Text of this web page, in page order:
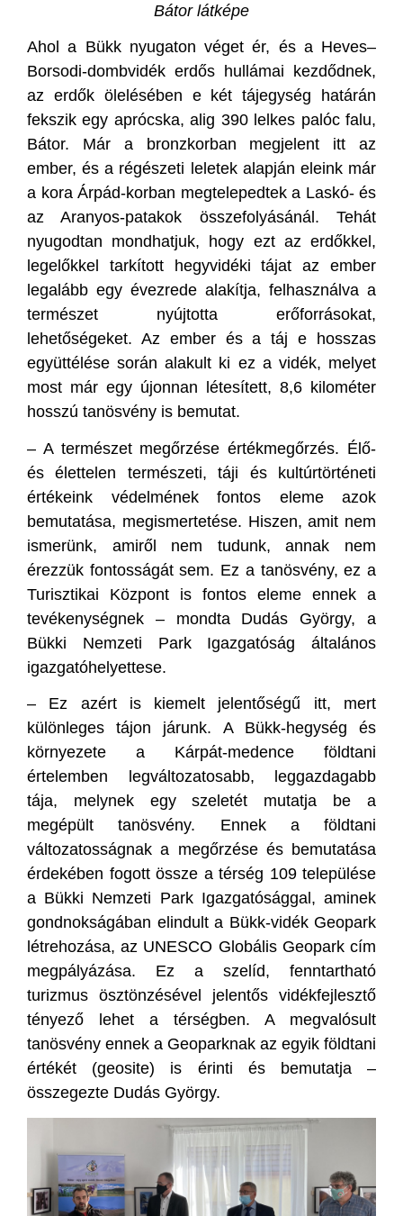
Bátor látképe
Ahol a Bükk nyugaton véget ér, és a Heves–
Borsodi-dombvidék erdős hullámai kezdődnek,
az erdők ölelésében e két tájegység határán
fekszik egy aprócska, alig 390 lelkes palóc falu,
Bátor. Már a bronzkorban megjelent itt az
ember, és a régészeti leletek alapján eleink már
a kora Árpád-korban megtelepedtek a Laskó- és
az Aranyos-patakok összefolyásánál. Tehát
nyugodtan mondhatjuk, hogy ezt az erdőkkel,
legelőkkel tarkított hegyvidéki tájat az ember
legalább egy évezrede alakítja, felhasználva a
természet nyújtotta erőforrásokat,
lehetőségeket. Az ember és a táj e hosszas
együttélése során alakult ki ez a vidék, melyet
most már egy újonnan létesített, 8,6 kilométer
hosszú tanösvény is bemutat.
– A természet megőrzése értékmegőrzés. Élő-
és élettelen természeti, táji és kultúrtörténeti
értékeink védelmének fontos eleme azok
bemutatása, megismertetése. Hiszen, amit nem
ismerünk, amiről nem tudunk, annak nem
érezzük fontosságát sem. Ez a tanösvény, ez a
Turisztikai Központ is fontos eleme ennek a
tevékenységnek – mondta Dudás György, a
Bükki Nemzeti Park Igazgatóság általános
igazgatóhelyettese.
– Ez azért is kiemelt jelentőségű itt, mert
különleges tájon járunk. A Bükk-hegység és
környezete a Kárpát-medence földtani
értelemben legváltozatosabb, leggazdagabb
tája, melynek egy szeletét mutatja be a
megépült tanösvény. Ennek a földtani
változatosságnak a megőrzése és bemutatása
érdekében fogott össze a térség 109 települése
a Bükki Nemzeti Park Igazgatósággal, aminek
gondnokságában elindult a Bükk-vidék Geopark
létrehozása, az UNESCO Globális Geopark cím
megpályázása. Ez a szelíd, fenntartható
turizmus ösztönzésével jelentős vidékfejlesztő
tényező lehet a térségben. A megvalósult
tanösvény ennek a Geoparknak az egyik földtani
értékét (geosite) is érinti és bemutatja –
összegezte Dudás György.